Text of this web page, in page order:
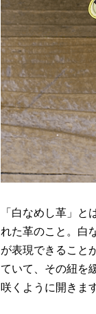
「白なめし革」
れた革のこと。白
が表現できること
ていて、その紐を
咲くように開きま